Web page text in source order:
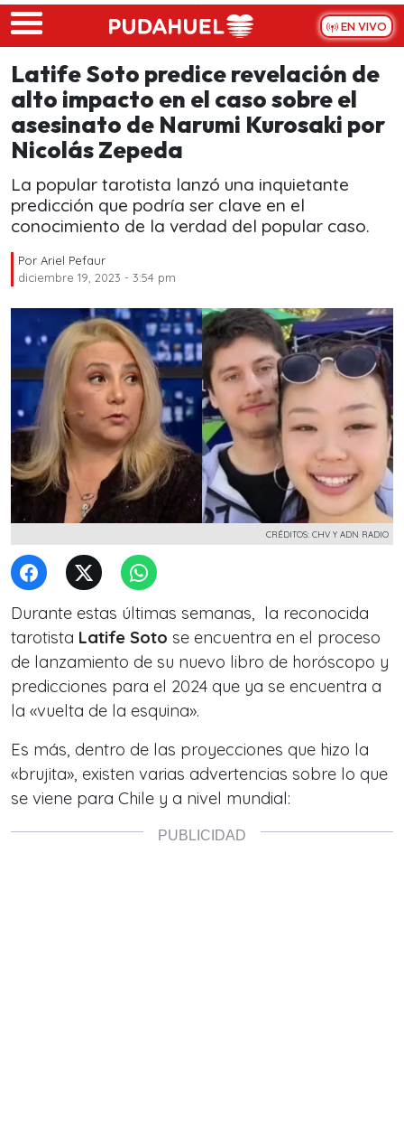
Skip to main content
EN VIVO
Latife Soto predice revelación de
alto impacto en el caso sobre el
asesinato de Narumi Kurosaki por
Nicolás Zepeda
La popular tarotista lanzó una inquietante
predicción que podría ser clave en el
conocimiento de la verdad del popular caso.
Por Ariel Pefaur
diciembre 19, 2023 - 3:54 pm
CRÉDITOS: CHV Y ADN RADIO
Durante estas últimas semanas, la reconocida
tarotista Latife Soto se encuentra en el proceso
de lanzamiento de su nuevo libro de horóscopo y
predicciones para el 2024 que ya se encuentra a
la «vuelta de la esquina».
Es más, dentro de las proyecciones que hizo la
«brujita», existen varias advertencias sobre lo que
se viene para Chile y a nivel mundial: